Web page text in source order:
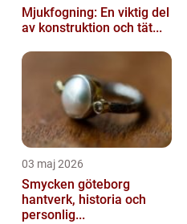
Mjukfogning: En viktig del
av konstruktion och tät...
03 maj 2026
Smycken göteborg
hantverk, historia och
personlig...